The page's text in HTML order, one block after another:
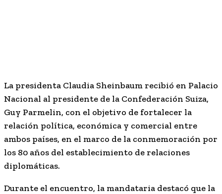
La presidenta Claudia Sheinbaum recibió en Palacio
Nacional al presidente de la Confederación Suiza,
Guy Parmelin, con el objetivo de fortalecer la
relación política, económica y comercial entre
ambos países, en el marco de la conmemoración por
los 80 años del establecimiento de relaciones
diplomáticas.
Durante el encuentro, la mandataria destacó que la